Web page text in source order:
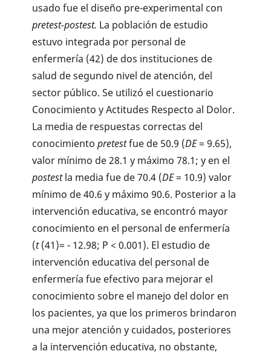
usado fue el diseño pre-experimental con
pretest-postest. La población de estudio
estuvo integrada por personal de
enfermería (42) de dos instituciones de
salud de segundo nivel de atención, del
sector público. Se utilizó el cuestionario
Conocimiento y Actitudes Respecto al Dolor.
La media de respuestas correctas del
conocimientopretestfue de 50.9 (DE= 9.65),
valor mínimo de 28.1 y máximo 78.1; y en el
postestla media fue de 70.4 (DE= 10.9) valor
mínimo de 40.6 y máximo 90.6. Posterior a la
intervención educativa, se encontró mayor
conocimiento en el personal de enfermería
(t(41)= - 12.98; P < 0.001). El estudio de
intervención educativa del personal de
enfermería fue efectivo para mejorar el
conocimiento sobre el manejo del dolor en
los pacientes, ya que los primeros brindaron
una mejor atención y cuidados, posteriores
a la intervención educativa, no obstante,